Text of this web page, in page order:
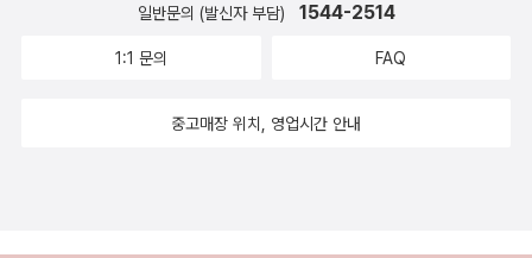
일반문의 (발신자 부담) 1544-2514
1:1 문의 FAQ
중고매장 위치, 영업시간 안내